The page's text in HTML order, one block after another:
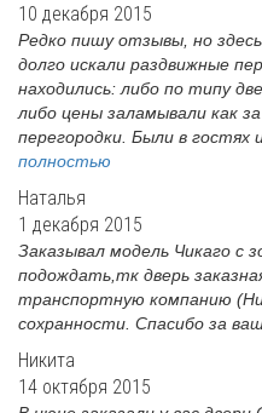
10 декабря 2015
Редко пишу отзывы, но
долго искали раздвижные
находились: либо по типу
либо цены заламывали как
перегородки. Были в гостях
полностью
Наталья
1 декабря 2015
Заказывал модель Чикаго с
подождать,тк дверь
транспортную компанию
сохранности. Спасибо за
Никита
14 октября 2015